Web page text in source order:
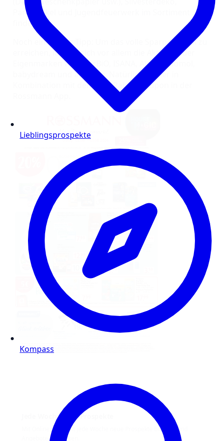
Partyartikel und Jugendfeuerwerk im Sortiment zu
finden.
Noch ein kleiner Tipp: Um das volle Sparpotenzial zu
erreichen, lohnen sich vor allem die Aktionen der
Eigenmarken wie enerBiO, ISANA, Alterra, domol,
babydream und alouette. Natürlich immer in
Kombination mit dem 10% Rabatt Coupon in der
Jede Woche neue Prospekte
Mit Online Prospekt jede Woche neue Prospekte blättern und
Angebote entdecken.
Lieblingsprospekte
Kompass